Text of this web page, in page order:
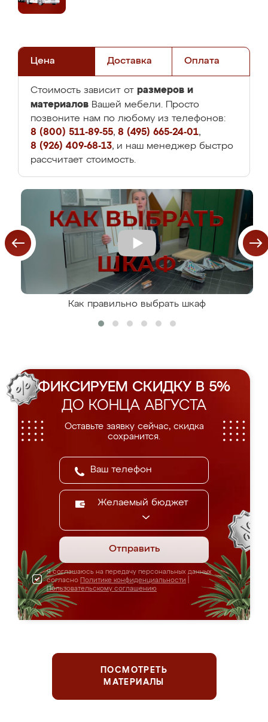
Цена Доставка Оплата
Стоимость зависит от размеров и
материалов Вашей мебели. Просто
позвоните нам по любому из телефонов:
8 (800) 511-89-55, 8 (495) 665-24-01,
8 (926) 409-68-13, и наш менеджер быстро
рассчитает стоимость.
Как правильно выбрать шкаф
ФИКСИРУЕМ СКИДКУ В 5%
ДО КОНЦА АВГУСТА
Оставьте заявку сейчас, скидка
сохранится.
Желаемый бюджет
Отправить
Я соглашаюсь на передачу персональных данных
согласно Политике конфиденциальности
Пользовательскому соглашению
ПОСМОТРЕТЬ
МАТЕРИАЛЫ